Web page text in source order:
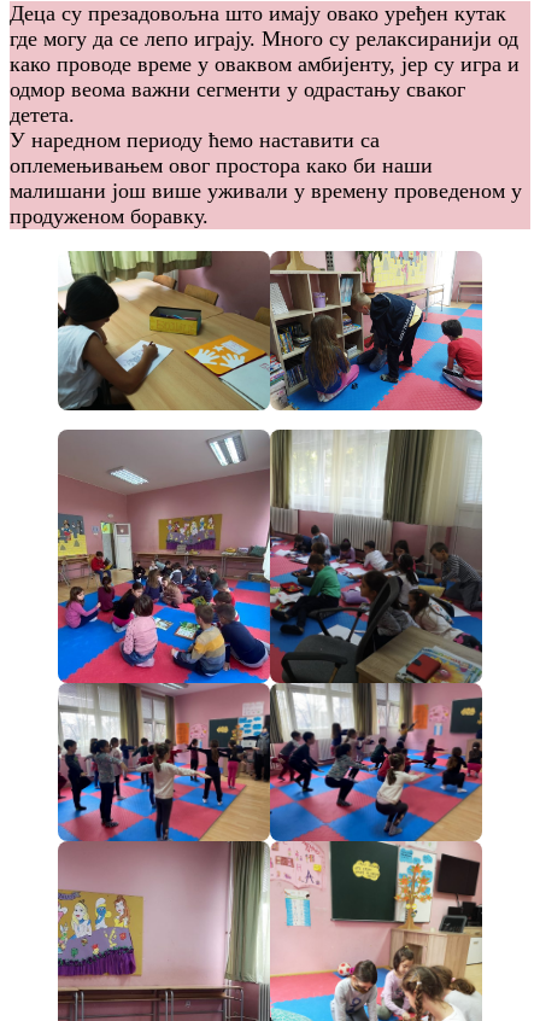
Деца су презадовољна што имају овако уређен кутак
где могу да се лепо играју. Много су релаксиранији од
како проводе време у оваквом амбијенту, јер су игра и
одмор веома важни сегменти у одрастању сваког
детета.
У наредном периоду ћемо наставити са
оплемењивањем овог простора како би наши
малишани још више уживали у времену проведеном у
продуженом боравку.